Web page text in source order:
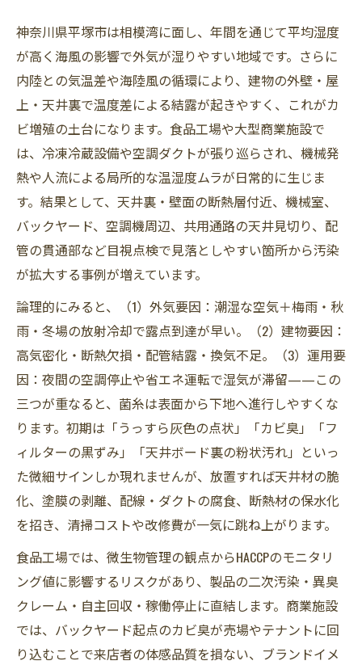
神奈川県平塚市は相模湾に面し、年間を通じて平均湿度
が高く海風の影響で外気が湿りやすい地域です。さらに
内陸との気温差や海陸風の循環により、建物の外壁・屋
上・天井裏で温度差による結露が起きやすく、これがカ
ビ増殖の土台になります。食品工場や大型商業施設で
は、冷凍冷蔵設備や空調ダクトが張り巡らされ、機械発
熱や人流による局所的な温湿度ムラが日常的に生じま
す。結果として、天井裏・壁面の断熱層付近、機械室、
バックヤード、空調機周辺、共用通路の天井見切り、配
管の貫通部など目視点検で見落としやすい箇所から汚染
が拡大する事例が増えています。
論理的にみると、（1）外気要因：潮湿な空気＋梅雨・秋
雨・冬場の放射冷却で露点到達が早い。（2）建物要因：
高気密化・断熱欠損・配管結露・換気不足。（3）運用要
因：夜間の空調停止や省エネ運転で湿気が滞留——この
三つが重なると、菌糸は表面から下地へ進行しやすくな
ります。初期は「うっすら灰色の点状」「カビ臭」「フ
ィルターの黒ずみ」「天井ボード裏の粉状汚れ」といっ
た微細サインしか現れませんが、放置すれば天井材の脆
化、塗膜の剥離、配線・ダクトの腐食、断熱材の保水化
を招き、清掃コストや改修費が一気に跳ね上がります。
食品工場では、微生物管理の観点からHACCPのモニタリ
ング値に影響するリスクがあり、製品の二次汚染・異臭
クレーム・自主回収・稼働停止に直結します。商業施設
では、バックヤード起点のカビ臭が売場やテナントに回
り込むことで来店者の体感品質を損ない、ブランドイメ